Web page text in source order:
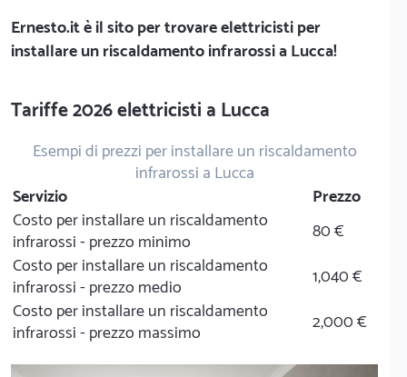
Ernesto.itè il sito per trovare elettricisti per
installare un riscaldamento infrarossi a Lucca!
Tariffe 2026 elettricisti a Lucca
Esempi di prezzi per installare un riscaldamento
infrarossi a Lucca
Servizio
Prezzo
Costo per installare un riscaldamento
infrarossi - prezzo minimo
80 €
Costo per installare un riscaldamento
infrarossi - prezzo medio
1,040 €
Costo per installare un riscaldamento
infrarossi - prezzo massimo
2,000 €